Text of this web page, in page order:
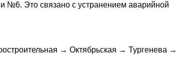
№6. Это связано с устранением аварийной
→ Октябрьская → Тургенева →